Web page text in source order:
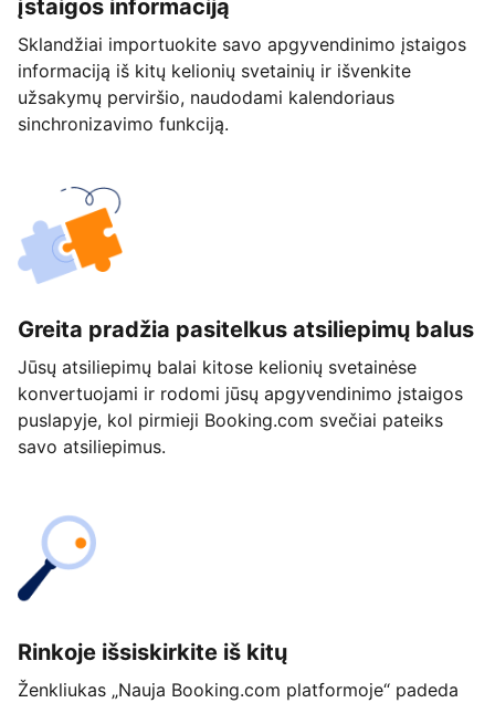
įstaigos informaciją
Sklandžiai importuokite savo apgyvendinimo įstaigos
informaciją iš kitų kelionių svetainių ir išvenkite
užsakymų perviršio, naudodami kalendoriaus
sinchronizavimo funkciją.
Greita pradžia pasitelkus atsiliepimų balus
Jūsų atsiliepimų balai kitose kelionių svetainėse
konvertuojami ir rodomi jūsų apgyvendinimo įstaigos
puslapyje, kol pirmieji Booking.com svečiai pateiks
savo atsiliepimus.
Rinkoje išsiskirkite iš kitų
Ženkliukas „Nauja Booking.com platformoje“ padeda